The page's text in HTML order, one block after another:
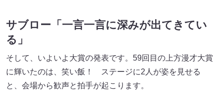
サブロー「一言一言に深みが出てきてい
る」
そして、いよいよ大賞の発表です。59回目の上方漫才大賞
に輝いたのは、笑い飯！ ステージに2人が姿を見せる
と、会場から歓声と拍手が起こります。